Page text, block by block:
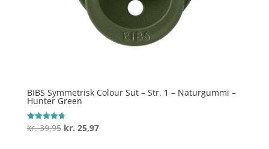
BIBS Symmetrisk Colour Sut – Str. 1 – Naturgummi –
Hunter Green
Vurderet
4.7
kr.39,95 Den
kr. 25,97Den